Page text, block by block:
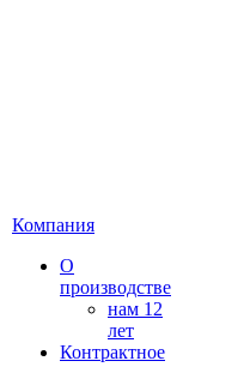
Компания
О
производстве
нам 12
лет
Контрактное